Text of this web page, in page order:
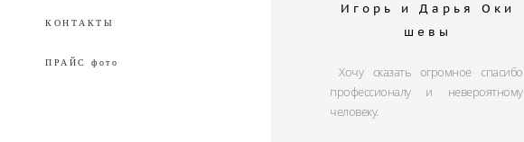
КОНТАКТЫ
ПРАЙС фото
И г о р ь и Д а р ь я О к и
ш е в ы
Хочу сказать огромное спасибо
профессионалу и невероятному
человеку.